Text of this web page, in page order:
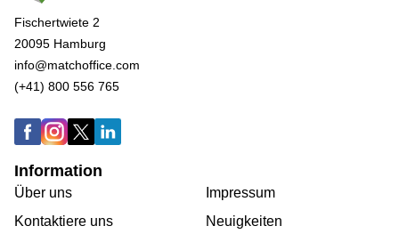
Fischertwiete 2
20095 Hamburg
info@matchoffice.com
(+41) 800 556 765
Information
Über uns
Kontaktiere uns
Impressum
Neuigkeiten